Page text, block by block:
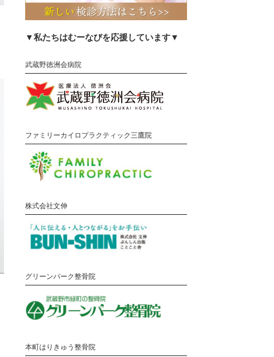
▼私たちはむーなびを応援しています▼
武蔵野徳洲会病院
ファミリーカイロプラクティック三鷹院
株式会社文伸
グリーンパーク整骨院
本町はりきゅう整骨院